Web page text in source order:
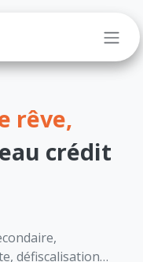
rêve,
crédit
défiscalisation…